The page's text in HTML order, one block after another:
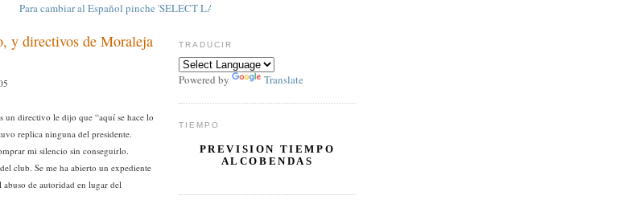
cambiar al Español pinche 'SELECT LANGUAGE' en 'TRADUCIR' y escoja 'SPANISH' en el panel derecho debajo
y directivos de Moraleja
un directivo le dijo que “aquí se hace lo
replica ninguna del presidente.
mi silencio sin conseguirlo.
club. Se me ha abierto un expediente
de autoridad en lugar del
TRADUCIR
Powered by Translate
TIEMPO
PREVISION TIEMPO
ALCOBENDAS